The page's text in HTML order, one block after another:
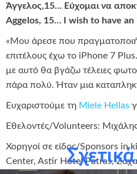
Άγγελος,15… Εύχομαι να
Aggelos, 15… I wish to have an
«Μου άρεσε που
επιτέλους έχω το iPhone 7
με αυτό θα βγάζω τέλειες
πάρα πολύ. Ήταν μια
Eυχαριστούμε τη Miele Hellas
Εθελοντές/Volunteers:
Χορηγοί σε είδος/Sponsors in
Center, Astir Hotel Patras,